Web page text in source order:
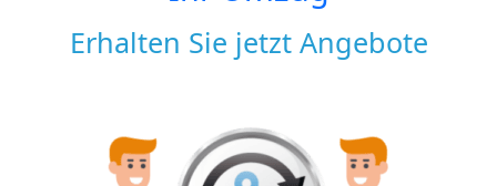
Erhalten Sie jetzt Angebote